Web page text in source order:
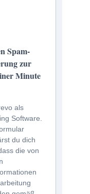
Spam-
zur
Minute
als
Software.
du dich
die von